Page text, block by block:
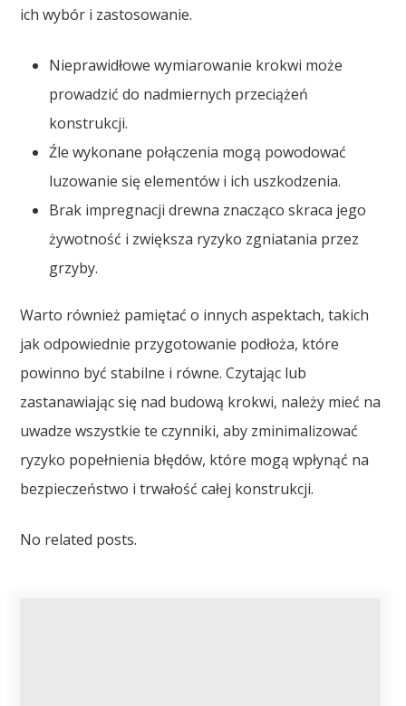
ich wybór i zastosowanie.
Nieprawidłowe wymiarowanie krokwi może
prowadzić do nadmiernych przeciążeń
konstrukcji.
Źle wykonane połączenia mogą powodować
luzowanie się elementów i ich uszkodzenia.
Brak impregnacji drewna znacząco skraca jego
żywotność i zwiększa ryzyko zgniatania przez
grzyby.
Warto również pamiętać o innych aspektach, takich
jak odpowiednie przygotowanie podłoża, które
powinno być stabilne i równe. Czytając lub
zastanawiając się nad budową krokwi, należy mieć na
uwadze wszystkie te czynniki, aby zminimalizować
ryzyko popełnienia błędów, które mogą wpłynąć na
bezpieczeństwo i trwałość całej konstrukcji.
No related posts.